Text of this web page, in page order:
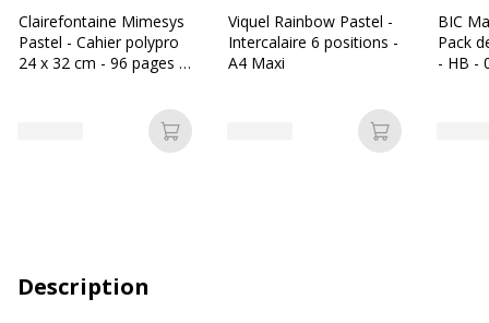
Clairefontaine Mimesys
Pastel - Cahier polypro
24 x 32 cm - 96 pages -
différentes couleurs
Ajouter au panier
Viquel Rainbow Pastel -
Intercalaire 6 positions -
A4 Maxi
Ajouter au
BIC
Pack
- HB -
Description